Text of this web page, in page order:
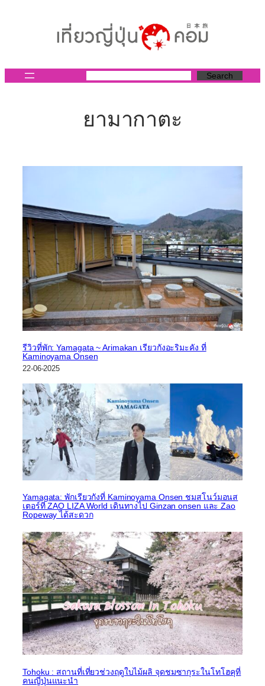
Search
ยามากาตะ
รีวิวที่พัก: Yamagata ~ Arimakan เรียวกังอะริมะคัง ที่
Kaminoyama Onsen
22-06-2025
Yamagata: พักเรียวกังที่ Kaminoyama Onsen ชมสโนว์มอนส
เตอร์ที่ ZAO LIZA World เดินทางไป Ginzan onsen และ Zao
Ropeway ได้สะดวก
Tohoku : สถานที่เที่ยวช่วงฤดูใบไม้ผลิ จุดชมซากุระในโทโฮคุที่
คนญี่ปุ่นแนะนำ